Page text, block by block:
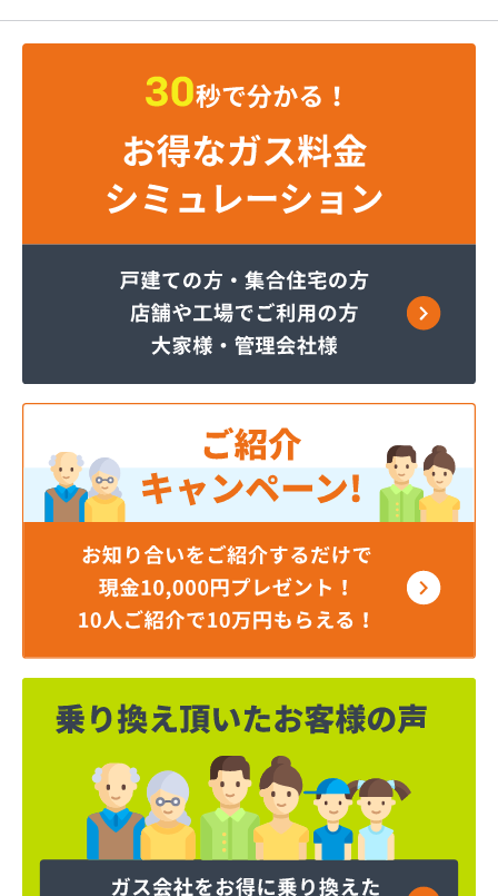
マルヰガス東京株式会社
ミナミ油化株式会社
ミライフ株式会社 あきる野店
ヤオキン商事株式会社
やまはちプロパン株式会社
ワカマツ株式会社
芦川商事株式会社
綾瀬燃料株式会社
伊吹石油ガス株式会社
井出燃料店
稲垣燃料店
羽田酸素株式会社
永井ガス株式会社
永山商店
下川燃料店
加藤商店
加藤商店
加藤燃料店
加藤燃料店
河原実業株式会社
梶燃料株式会社
梶武商店
叶屋真下商店
株式会社L＆R
株式会社SANWA